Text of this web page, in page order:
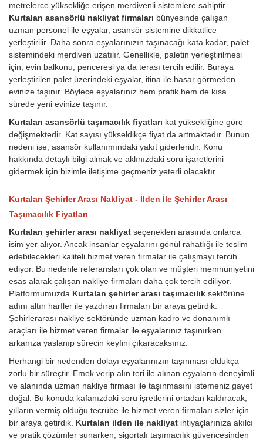
metrelerce yüksekliğe erişen merdivenli sistemlere sahiptir.
Kurtalan asansörlü nakliyat firmaları bünyesinde çalışan
uzman personel ile eşyalar, asansör sistemine dikkatlice
yerleştirilir. Daha sonra eşyalarınızın taşınacağı kata kadar, palet
sistemindeki merdiven uzatılır. Genellikle, paletin yerleştirilmesi
için, evin balkonu, penceresi ya da terası tercih edilir. Buraya
yerleştirilen palet üzerindeki eşyalar, itina ile hasar görmeden
evinize taşınır. Böylece eşyalarınız hem pratik hem de kısa
sürede yeni evinize taşınır.
Kurtalan asansörlü taşımacılık fiyatları kat yüksekliğine göre
değişmektedir. Kat sayısı yükseldikçe fiyat da artmaktadır. Bunun
nedeni ise, asansör kullanımındaki yakıt giderleridir. Konu
hakkında detaylı bilgi almak ve aklınızdaki soru işaretlerini
gidermek için bizimle iletişime geçmeniz yeterli olacaktır.
Kurtalan Şehirler Arası Nakliyat - İlden İle Şehirler Arası
Taşımacılık Fiyatları
Kurtalan şehirler arası nakliyat seçenekleri arasında onlarca
isim yer alıyor. Ancak insanlar eşyalarını gönül rahatlığı ile teslim
edebilecekleri kaliteli hizmet veren firmalar ile çalışmayı tercih
ediyor. Bu nedenle referansları çok olan ve müşteri memnuniyetini
esas alarak çalışan nakliye firmaları daha çok tercih ediliyor.
Platformumuzda Kurtalan şehirler arası taşımacılık sektörüne
adını altın harfler ile yazdıran firmaları bir araya getirdik.
Şehirlerarası nakliye sektöründe uzman kadro ve donanımlı
araçları ile hizmet veren firmalar ile eşyalarınız taşınırken
arkanıza yaslanıp sürecin keyfini çıkaracaksınız.
Herhangi bir nedenden dolayı eşyalarınızın taşınması oldukça
zorlu bir süreçtir. Emek verip alın teri ile alınan eşyaların deneyimli
ve alanında uzman nakliye firması ile taşınmasını istemeniz gayet
doğal. Bu konuda kafanızdaki soru işretlerini ortadan kaldıracak,
yılların vermiş olduğu tecrübe ile hizmet veren firmaları sizler için
bir araya getirdik. Kurtalan ilden ile nakliyat ihtiyaçlarınıza akılcı
ve pratik çözümler sunarken, sigortalı taşımacılık güvencesinden